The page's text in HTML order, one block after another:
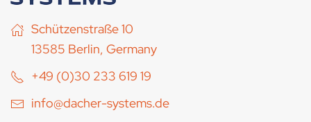
Schützenstraße 10
13585 Berlin, Germany
+49 (0)30 233 619 19
info@dacher-systems.de